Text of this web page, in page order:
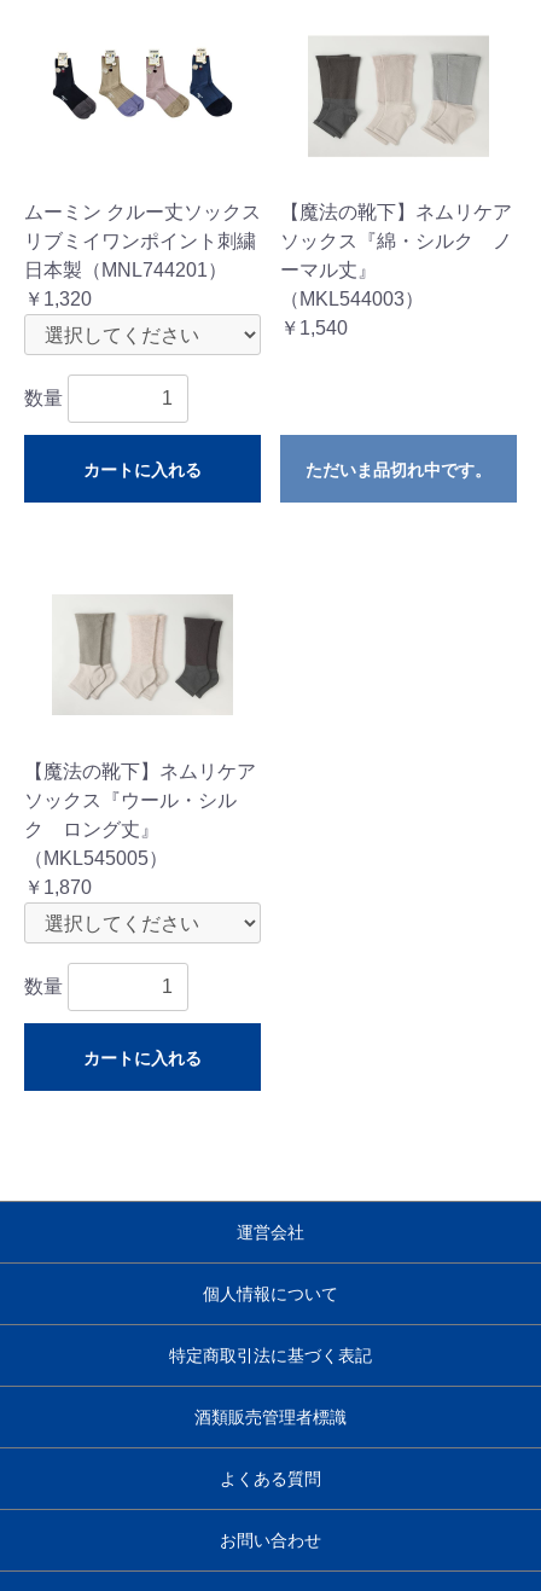
ムーミン クルー丈ソックス
リブミイワンポイント刺繍
日本製（MNL744201）
￥1,320
数量
カートに入れる
【魔法の靴下】ネムリケア
ソックス『綿・シルク ノ
ーマル丈』
（MKL544003）
￥1,540
ただいま品切れ中です。
【魔法の靴下】ネムリケア
ソックス『ウール・シル
ク ロング丈』
（MKL545005）
￥1,870
数量
カートに入れる
運営会社
個人情報について
特定商取引法に基づく表記
酒類販売管理者標識
よくある質問
お問い合わせ